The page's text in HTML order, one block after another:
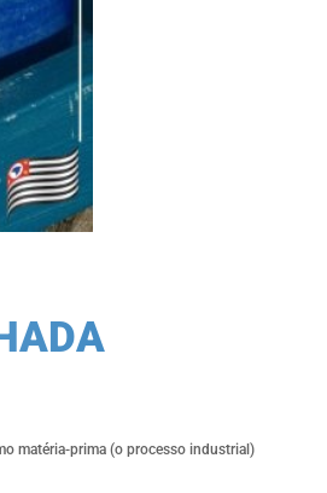
matéria-prima (o processo industrial)